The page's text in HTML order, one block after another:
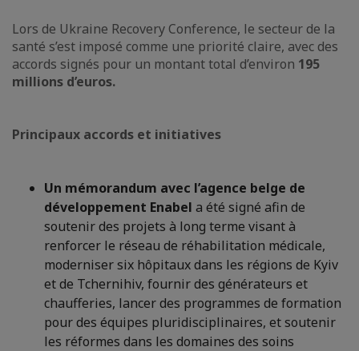
Lors de Ukraine Recovery Conference, le secteur de la
santé s’est imposé comme une priorité claire, avec des
accords signés pour un montant total d’environ 195
millions d’euros.
Principaux accords et initiatives
Un mémorandum avec l’agence belge de
développement Enabel a été signé afin de
soutenir des projets à long terme visant à
renforcer le réseau de réhabilitation médicale,
moderniser six hôpitaux dans les régions de Kyiv
et de Tchernihiv, fournir des générateurs et
chaufferies, lancer des programmes de formation
pour des équipes pluridisciplinaires, et soutenir
les réformes dans les domaines des soins